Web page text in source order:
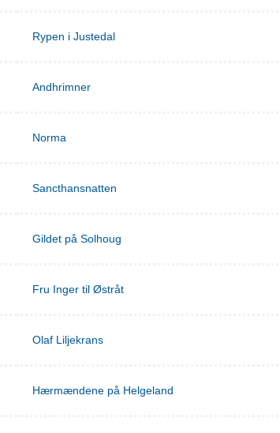
Rypen i Justedal
Andhrimner
Norma
Sancthansnatten
Gildet på Solhoug
Fru Inger til Østråt
Olaf Liljekrans
Hærmændene på Helgeland